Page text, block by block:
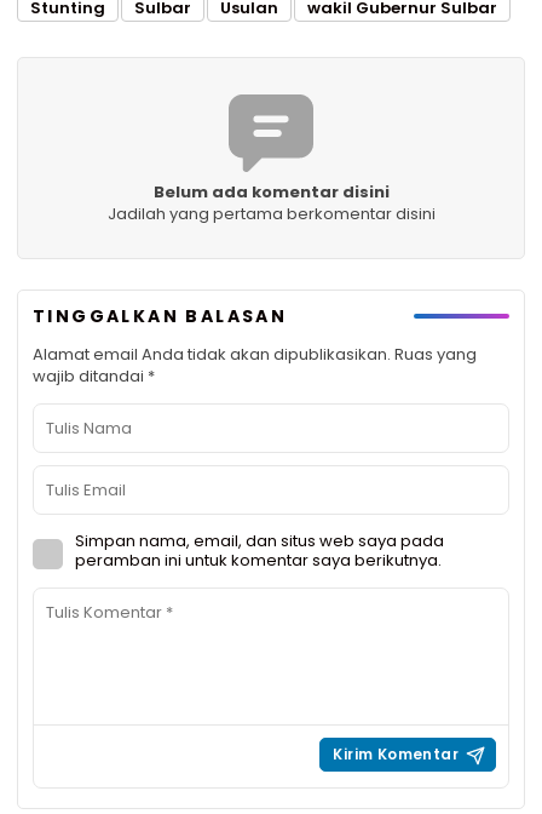
Stunting Sulbar Usulan wakil Gubernur Sulbar
Belum ada komentar disini
Jadilah yang pertama berkomentar disini
TINGGALKAN BALASAN
Alamat email Anda tidak akan dipublikasikan. Ruas yang
wajib ditandai *
Simpan nama, email, dan situs web saya pada
peramban ini untuk komentar saya berikutnya.